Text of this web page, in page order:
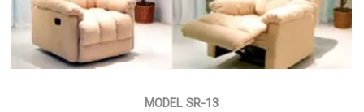
MODEL SR-13